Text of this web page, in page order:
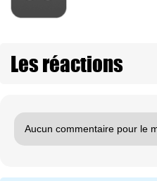
Les réactions
Aucun commentaire pour le